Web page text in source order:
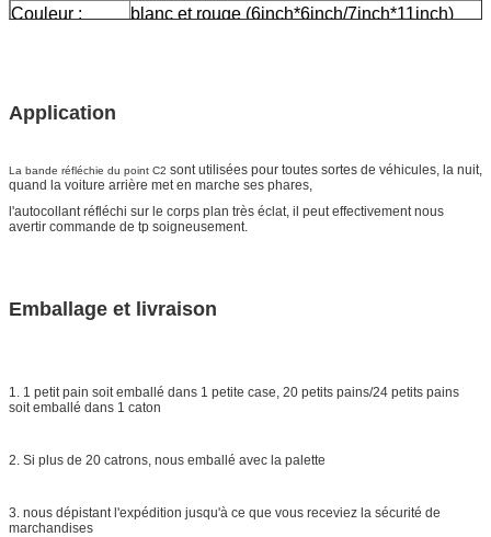
Couleur :
blanc et rouge (6inch*6inch/7inch*11inch)
La livraison
Application
La bande réfléchie du point C2 sont utilisées pour toutes sortes de véhicules, la nuit,
quand la voiture arrière met en marche ses phares,
l'autocollant réfléchi sur le corps plan très éclat, il peut effectivement nous
avertir commande de tp soigneusement.
Emballage et livraison
1. 1 petit pain soit emballé dans 1 petite case, 20 petits pains/24 petits pains
soit emballé dans 1 caton
2. Si plus de 20 catrons, nous emballé avec la palette
3. nous dépistant l'expédition jusqu'à ce que vous receviez la sécurité de
marchandises